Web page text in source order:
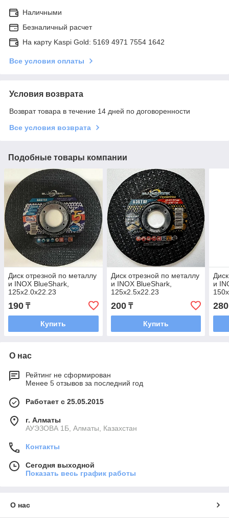
Наличными
Безналичный расчет
На карту Kaspi Gold: 5169 4971 7554 1642
Все условия оплаты
Условия возврата
Возврат товара в течение 14 дней по договоренности
Все условия возврата
Подобные товары компании
Диск отрезной по металлу
и INOX BlueShark,
125x2.0x22.23
190 ₸
Купить
Диск отрезной по металлу
и INOX BlueShark,
125x2.5x22.23
200₸
Купить
и
280
О нас
Рейтинг не сформирован
Менее 5 отзывов за последний год
Работает с 25.05.2015
г. Алматы
АУЭЗОВА 1Б, Алматы, Казахстан
Контакты
Сегодня выходной
Показать весь график работы
О нас